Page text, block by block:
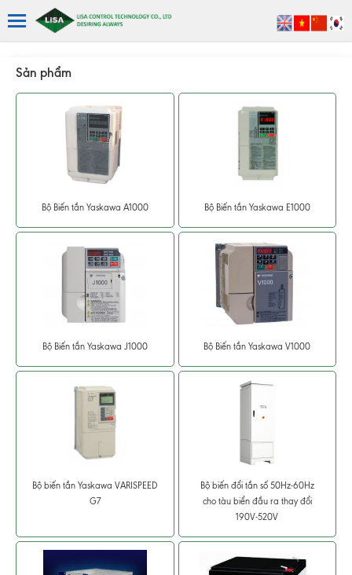
Sản phẩm
Bộ Biến tần Yaskawa A1000 Bộ Biến tần Yaskawa E1000
Bộ Biến tần Yaskawa J1000 Bộ Biến tần Yaskawa V1000
Bộ biến tần Yaskawa VARISPEED
G7
Bộ biến đổi tần số 50Hz-60Hz
cho tàu biển đầu ra thay đổi
190V-520V